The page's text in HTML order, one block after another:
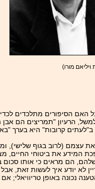
ויליאם מורו)
האם הסיפורים מתלכדים
הרעיון "תמריצים הם אבן
קרובות" היא בערך
את עצמם (לרוב בגוף שלישי),
את ביטוחי החיים,
הם מראים כי אותו סכום
לא יודע איך לעשות זאת,
נכונה באופן טריוויאלי;